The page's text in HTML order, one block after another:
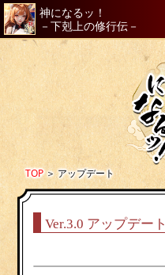
神になるッ！
－下剋上の修行伝－
TOP＞アップデート
Ver.3.0 アップデー